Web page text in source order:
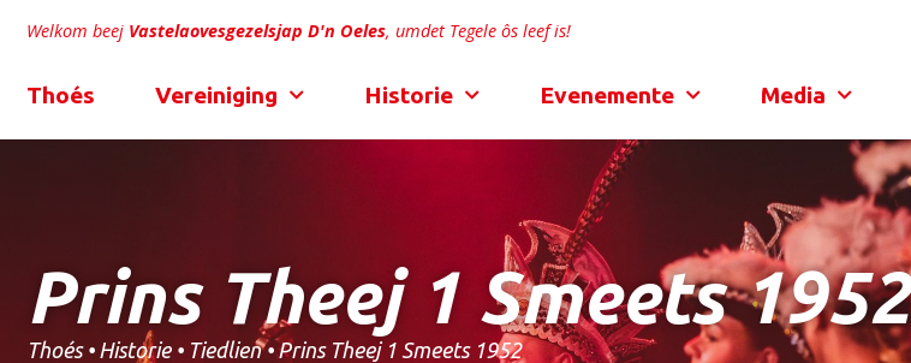
Welkom beej Vastelaovesgezelsjap D'n Oeles, umdet Tegele ôs leef is!
Thoés Vereiniging Historie Evenemente Media
Prins Theej 1 Smeets 1952
Thoés• Historie• Tiedlien•Prins Theej 1 Smeets 1952